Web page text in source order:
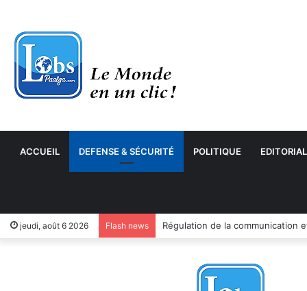
ACCUEIL DEFENSE & SÉCURITÉ POLITIQUE EDITORIAL
jeudi, août 6 2026 Flash news